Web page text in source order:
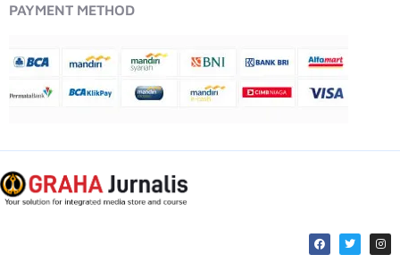
PAYMENT METHOD